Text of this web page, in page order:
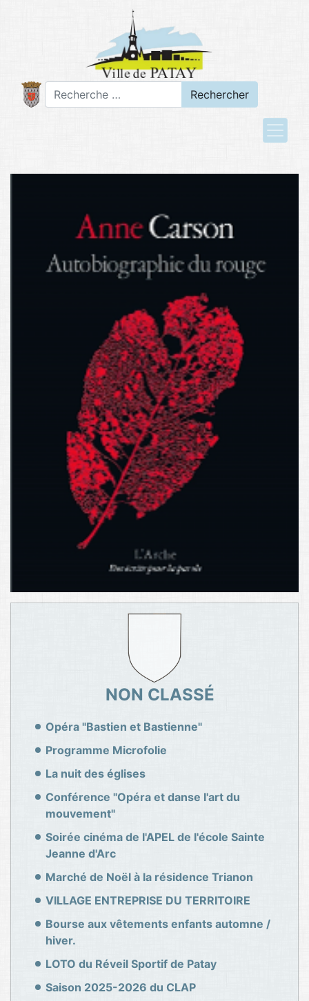
Rechercher
NON CLASSÉ
Opéra "Bastien et Bastienne"
Programme Microfolie
La nuit des églises
Conférence "Opéra et danse l'art du
mouvement"
Soirée cinéma de l'APEL de l'école Sainte
Jeanne d'Arc
Marché de Noël à la résidence Trianon
VILLAGE ENTREPRISE DU TERRITOIRE
Bourse aux vêtements enfants automne /
hiver.
LOTO du Réveil Sportif de Patay
Saison 2025-2026 du CLAP